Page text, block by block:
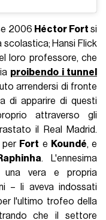
2006 Héctor Fort si
Hansi Flick
loro professore, che
proibendo i tunnel
arrendersi di fronte
di apparire di questi
attraverso gli
il Real Madrid.
per Fort e Koundé, e
. L'ennesima
vera e propria
– li aveva indossati
l'ultimo trofeo della
che il settore